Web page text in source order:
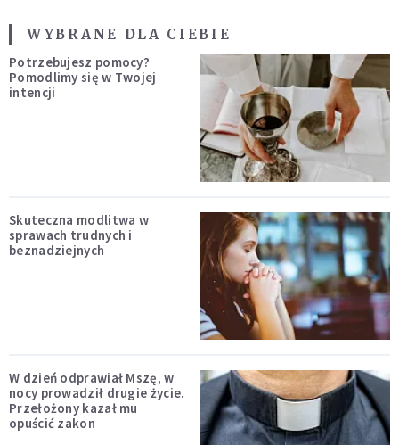
WYBRANE DLA CIEBIE
Potrzebujesz pomocy?
Pomodlimy się w Twojej
intencji
Skuteczna modlitwa w
sprawach trudnych i
beznadziejnych
W dzień odprawiał Mszę, w
nocy prowadził drugie życie.
Przełożony kazał mu
opuścić zakon